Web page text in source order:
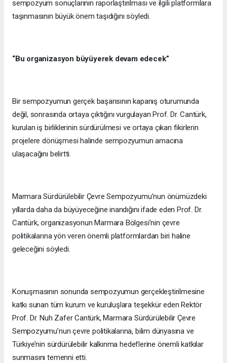
sempozyum sonuçlarının raporlaştırılması ve ilgili platformlara
taşınmasının büyük önem taşıdığını söyledi.
“Bu organizasyon büyüyerek devam edecek”
Bir sempozyumun gerçek başarısının kapanış oturumunda
değil, sonrasında ortaya çıktığını vurgulayan Prof. Dr. Cantürk,
kurulan iş birliklerinin sürdürülmesi ve ortaya çıkan fikirlerin
projelere dönüşmesi halinde sempozyumun amacına
ulaşacağını belirtti.
Marmara Sürdürülebilir Çevre Sempozyumu’nun önümüzdeki
yıllarda daha da büyüyeceğine inandığını ifade eden Prof. Dr.
Cantürk, organizasyonun Marmara Bölgesi’nin çevre
politikalarına yön veren önemli platformlardan biri haline
geleceğini söyledi.
Konuşmasının sonunda sempozyumun gerçekleştirilmesine
katkı sunan tüm kurum ve kuruluşlara teşekkür eden Rektör
Prof. Dr. Nuh Zafer Cantürk, Marmara Sürdürülebilir Çevre
Sempozyumu’nun çevre politikalarına, bilim dünyasına ve
Türkiye’nin sürdürülebilir kalkınma hedeflerine önemli katkılar
sunmasını temenni etti.